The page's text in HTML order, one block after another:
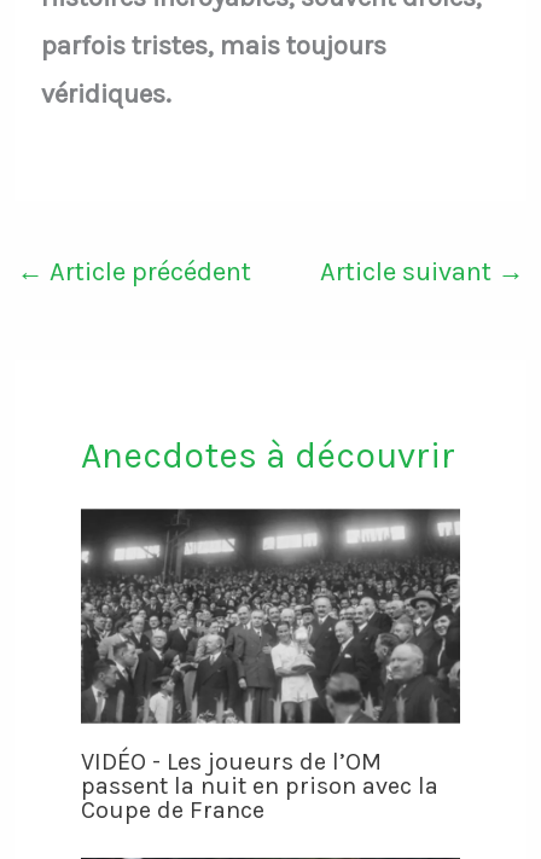
parfois tristes, mais toujours
véridiques.
← Article précédent Article suivant →
Anecdotes à découvrir
VIDÉO - Les joueurs de l’OM
passent la nuit en prison avec la
Coupe de France